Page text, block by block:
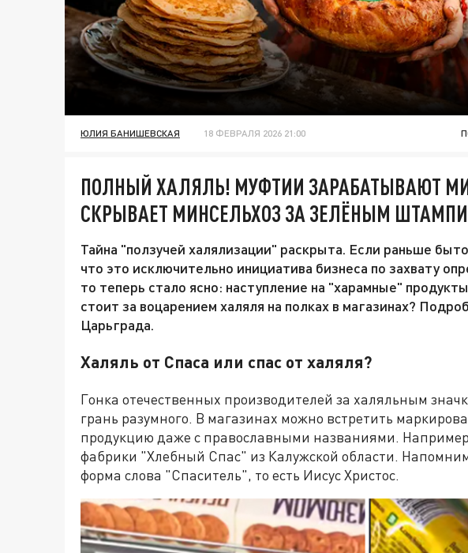
ЮЛИЯ БАНИШЕВСКАЯ 18 ФЕВРАЛЯ 2026 21:00
ПОЛНЫЙ ХАЛЯЛЬ! МУФТИИ ЗАРАБАТЫВАЮТ
СКРЫВАЕТ МИНСЕЛЬХОЗ ЗА ЗЕЛЁНЫМ
Тайна "ползучей халялизации" раскрыта. Если раньше
что это исключительно инициатива бизнеса по захвату
то теперь стало ясно: наступление на "харамные"
стоит за воцарением халяля на полках в магазинах?
Царьграда.
Халяль от Спаса или спас от халяля?
Гонка отечественных производителей за халяльным
грань разумного. В магазинах можно встретить
продукцию даже с православными названиями.
фабрики "Хлебный Спас" из Калужской области.
форма слова "Спаситель", то есть Иисус Христос.